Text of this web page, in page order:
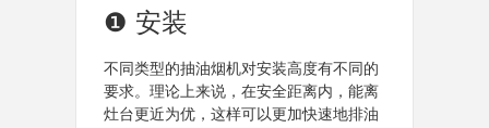
❶ 安装
不同类型的抽油烟机对安装高度有不同的
要求。理论上来说，在安全距离内，能离
灶台更近为优，这样可以更加快速地排油